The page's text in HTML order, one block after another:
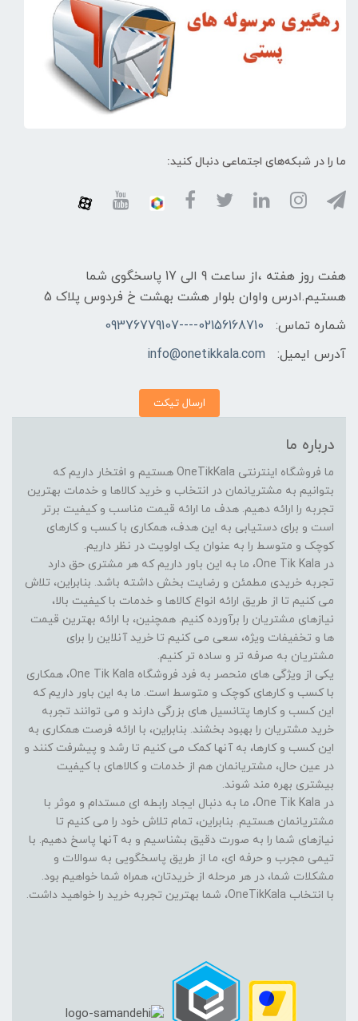
ما را در شبکه‌های اجتماعی دنبال کنید:
هفت روز هفته ،از ساعت 9 الی 17 پاسخگوی شما
هستیم.ادرس واوان بلوار هشت بهشت خ فردوس پلاک 5
شماره تماس:
02156168710----09376779107
آدرس ایمیل:
info@onetikkala.com
ارسال تیکت
درباره ما
ما فروشگاه اینترنتی OneTikKala هستیم و افتخار داریم که
بتوانیم به مشتریانمان در انتخاب و خرید کالاها و خدمات بهترین
تجربه را ارائه دهیم. هدف ما ارائه قیمت مناسب و کیفیت برتر
است و برای دستیابی به این هدف، همکاری با کسب و کارهای
کوچک و متوسط را به عنوان یک اولویت در نظر داریم.
در One Tik Kala، ما به این باور داریم که هر مشتری حق دارد
تجربه خریدی مطمئن و رضایت بخش داشته باشد. بنابراین، تلاش
می کنیم تا از طریق ارائه انواع کالاها و خدمات با کیفیت بالا،
نیازهای مشتریان را برآورده کنیم. همچنین، با ارائه بهترین قیمت
ها و تخفیفات ویژه، سعی می کنیم تا خرید آنلاین را برای
مشتریان به صرفه تر و ساده تر کنیم.
یکی از ویژگی های منحصر به فرد فروشگاه One Tik Kala، همکاری
با کسب و کارهای کوچک و متوسط است. ما به این باور داریم که
این کسب و کارها پتانسیل های بزرگی دارند و می توانند تجربه
خرید مشتریان را بهبود بخشند. بنابراین، با ارائه فرصت همکاری به
این کسب و کارها، به آنها کمک می کنیم تا رشد و پیشرفت کنند و
در عین حال، مشتریانمان هم از خدمات و کالاهای با کیفیت
بیشتری بهره مند شوند.
در One Tik Kala، ما به دنبال ایجاد رابطه ای مستدام و موثر با
مشتریانمان هستیم. بنابراین، تمام تلاش خود را می کنیم تا
نیازهای شما را به صورت دقیق بشناسیم و به آنها پاسخ دهیم. با
تیمی مجرب و حرفه ای، ما از طریق پاسخگویی به سوالات و
مشکلات شما، در هر مرحله از خریدتان، همراه شما خواهیم بود.
با انتخاب OneTikKala، شما بهترین تجربه خرید را خواهید داشت.